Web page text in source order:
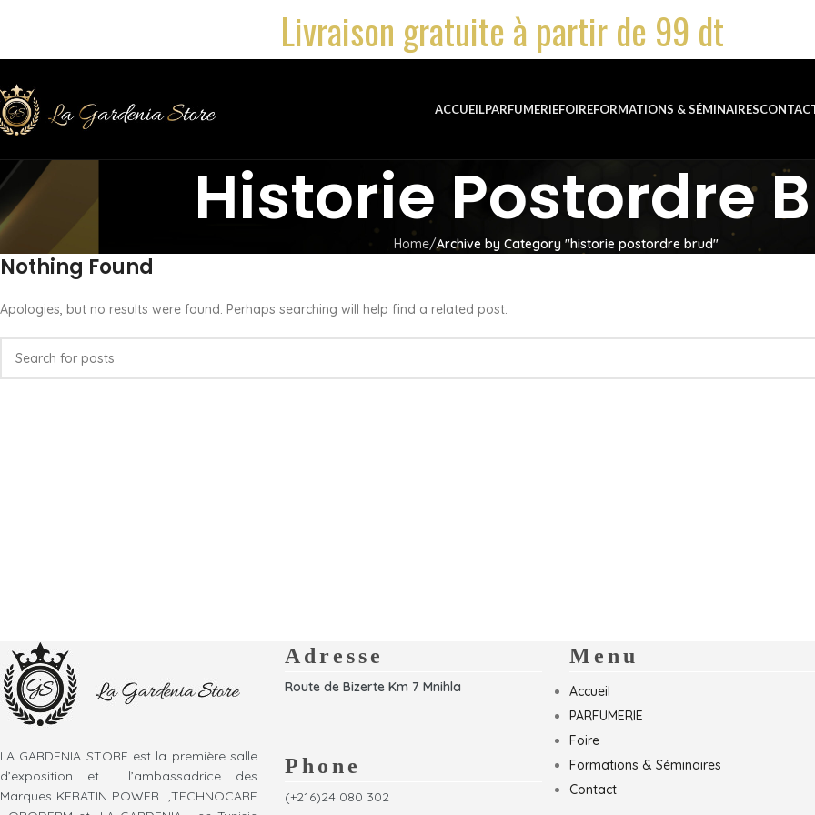
Livraison gratuite à partir de 99 dt
ACCUEILPARFUMERIEFOIREFORMATIONS & SÉMINAIRES
Historie Postordre
Home Archive by Category "historie postordre brud"
Nothing Found
Apologies, but no results were found. Perhaps searching will help find a related post.
LA GARDENIA STORE est la première salle
d’exposition et l’ambassadrice des
Marques KERATIN POWER ,TECHNOCARE
Adresse
Route de Bizerte Km 7 Mnihla
Phone
(+216)24 080 302
Menu
Accueil
PARFUMERIE
Foire
Formations & Séminaires
Contact